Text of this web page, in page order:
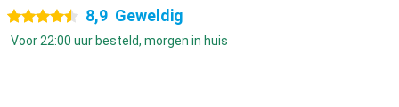
4.5 sterren 8,9 Geweldig
Voor 22:00 uur besteld, morgen in huis